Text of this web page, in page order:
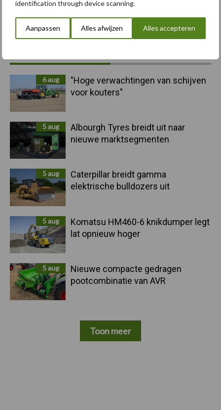
identification through device scanning.
Aanpassen Alles afwijzen Alles accepteren
Sidebar
6 aug
"Hoge verwachtingen van schijven
voor kouters"
5 aug
Albourgh Tyres breidt uit naar
nieuwe marktsegmenten
5 aug
Caterpillar breidt gamma
elektrische bulldozers uit
5 aug
Komatsu HM460-6 knikdumper legt
lat opnieuw hoger
5 aug
Nieuwe compacte gedragen
pootcombinatie van AVR
Toon meer
Toon meer